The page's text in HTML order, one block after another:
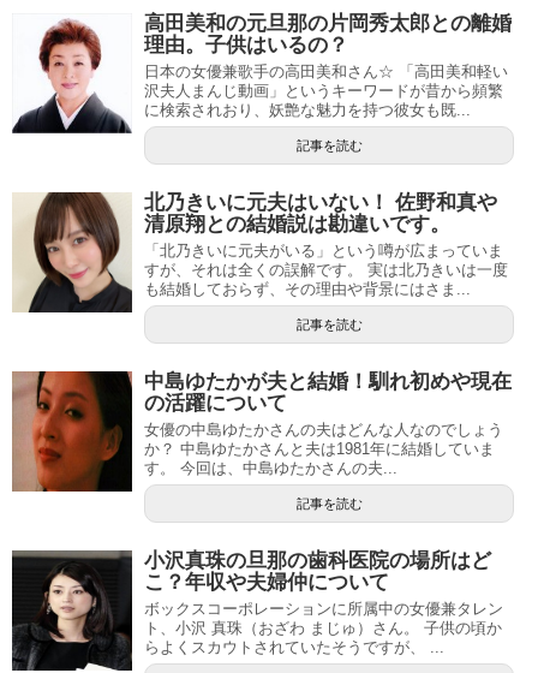
高田美和の元旦那の片岡秀太郎との離婚
理由。子供はいるの？
日本の女優兼歌手の高田美和さん☆ 「高田美和軽い
沢夫人まんじ動画」というキーワードが昔から頻繁
に検索されおり、妖艶な魅力を持つ彼女も既...
記事を読む
北乃きいに元夫はいない！ 佐野和真や
清原翔との結婚説は勘違いです。
「北乃きいに元夫がいる」という噂が広まっていま
すが、それは全くの誤解です。 実は北乃きいは一度
も結婚しておらず、その理由や背景にはさま...
記事を読む
中島ゆたかが夫と結婚！馴れ初めや現在
の活躍について
女優の中島ゆたかさんの夫はどんな人なのでしょう
か？ 中島ゆたかさんと夫は1981年に結婚していま
す。 今回は、中島ゆたかさんの夫...
記事を読む
小沢真珠の旦那の歯科医院の場所はど
こ？年収や夫婦仲について
ボックスコーポレーションに所属中の女優兼タレン
ト、小沢 真珠（おざわ まじゅ）さん。 子供の頃か
らよくスカウトされていたそうですが、 ...